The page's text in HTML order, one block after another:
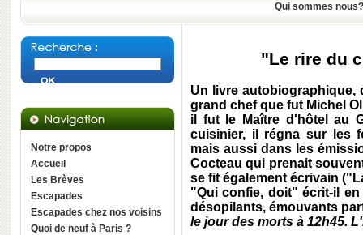
Qui sommes nous?
Notre propos
Accueil
Les Brèves
Escapades
Escapades chez nos voisins
Quoi de neuf à Paris ?
"Le rire du
Un livre autobiographique,
grand chef que fut Michel
il fut le Maître d'hôtel au
cuisinier, il régna sur les
mais aussi dans les
Cocteau qui prenait
se fit également écrivain
"Qui confie, doit" écrit-il
désopilants, émouvants
le jour des morts à 12h45.